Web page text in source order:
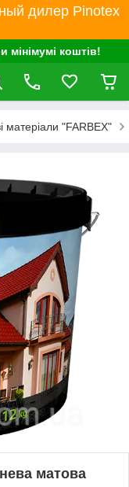
дилер Pinotex
мінімумі коштів!
матеріали "FARBEX"
матова